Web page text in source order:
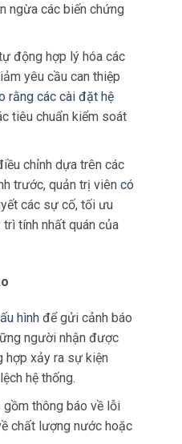
ngừa các biến chứng
động hợp lý hóa các
yêu cầu can thiệp
rằng các cài đặt hệ
tiêu chuẩn kiểm soát
chỉnh dựa trên các
trước, quản trị viên có
các sự cố, tối ưu
tính nhất quán của
hìnhđể gửi cảnh báo
người nhận được
hợp xảy ra sự kiện
hệ thống.
gồm thông báo về lỗi
chất lượng nước hoặc